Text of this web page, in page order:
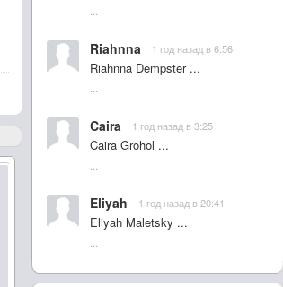
Riahnna 1 год назад в 6:56
Riahnna Dempster ...
Caira 1 год назад в 3:25
Caira Grohol ...
Eliyah 1 год назад в 20:41
Eliyah Maletsky ...